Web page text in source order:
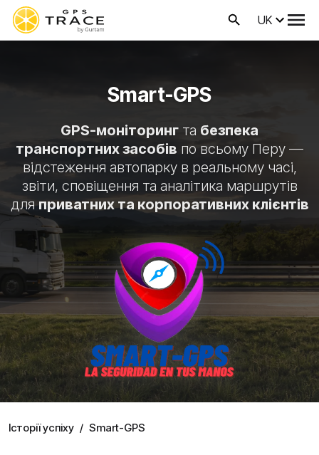
UK
Smart-GPS
GPS-моніторинг та безпека
транспортних засобів по всьому Перу —
відстеження автопарку в реальному часі,
звіти, сповіщення та аналітика маршрутів
дляприватних та корпоративних клієнтів
Історії успіху / Smart-GPS